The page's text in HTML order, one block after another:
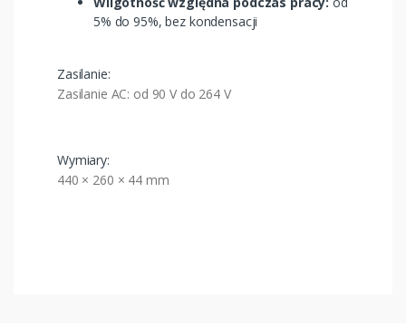
5% do 95%, bez kondensacji
Zasilanie:
Zasilanie AC: od 90 V do 264 V
Wymiary:
440 × 260 × 44 mm